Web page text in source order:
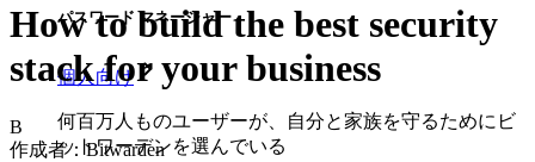
パスワード マネージャー
個人向け
何百万人ものユーザーが、自分と家族を守るためにビ
ットワーデンを選んでいる
How to build the best security
stack for your business
B
作成者：Bitwarden